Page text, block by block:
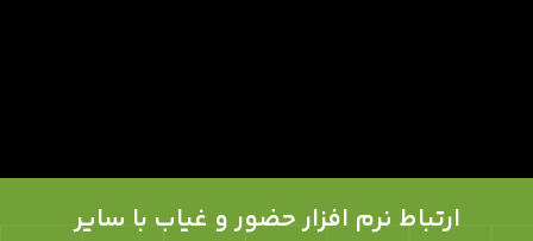
ارتباط نرم‌ افزار حضور و غیاب با سایر